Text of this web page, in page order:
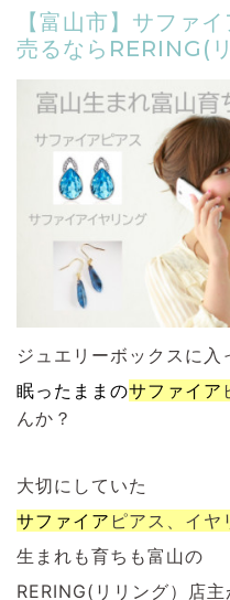
【富山市】サファ
売るならRERING(
ジュエリーボックスに入
眠ったままのサファイア
んか？
大切にしていた
サファイア ピアス、イヤ
生まれも育ちも富山の
RERING(リリング）店主